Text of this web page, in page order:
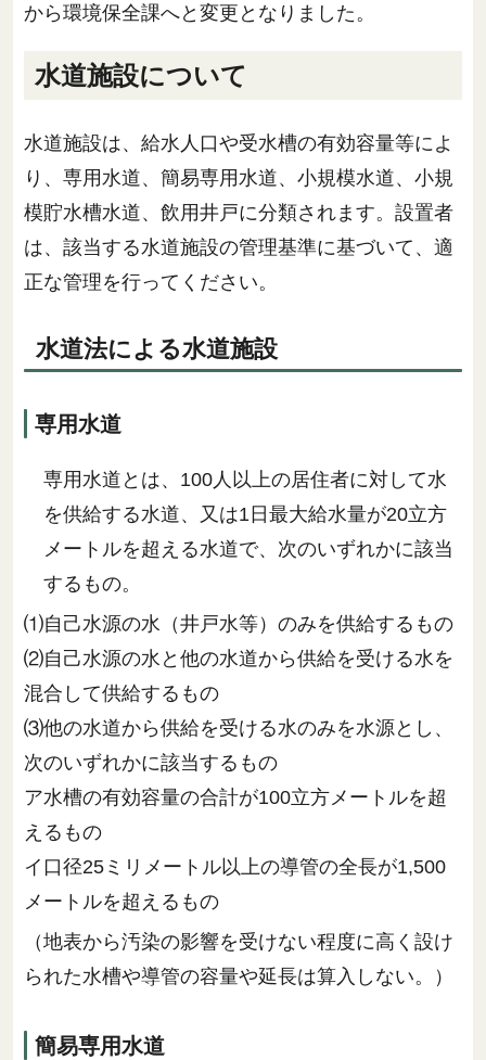
から環境保全課へと変更となりました。
水道施設について
水道施設は、給水人口や受水槽の有効容量等によ
り、専用水道、簡易専用水道、小規模水道、小規
模貯水槽水道、飲用井戸に分類されます。設置者
は、該当する水道施設の管理基準に基づいて、適
正な管理を行ってください。
水道法による水道施設
専用水道
専用水道とは、100人以上の居住者に対して水
を供給する水道、又は1日最大給水量が20立方
メートルを超える水道で、次のいずれかに該当
するもの。
⑴自己水源の水（井戸水等）のみを供給するもの
⑵自己水源の水と他の水道から供給を受ける水を
混合して供給するもの
⑶他の水道から供給を受ける水のみを水源とし、
次のいずれかに該当するもの
ア水槽の有効容量の合計が100立方メートルを超
えるもの
イ口径25ミリメートル以上の導管の全長が1,500
メートルを超えるもの
（地表から汚染の影響を受けない程度に高く設け
られた水槽や導管の容量や延長は算入しない。）
簡易専用水道